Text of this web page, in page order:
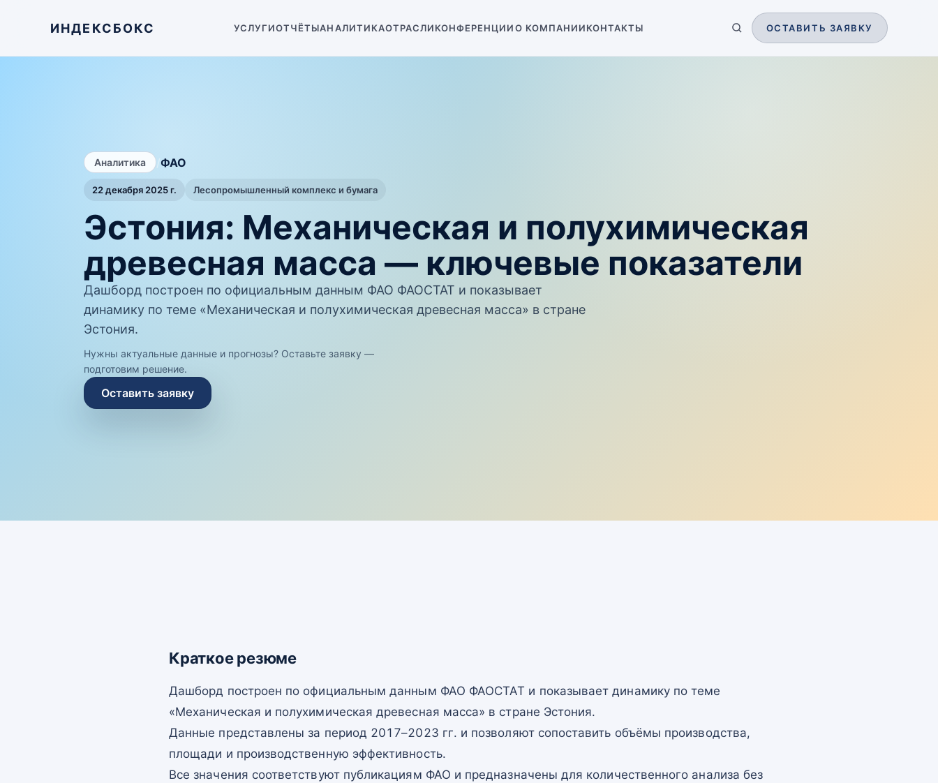
ИНДЕКСБОКС УСЛУГИОТЧЁТЫАНАЛИТИКАОТРАСЛИКОНФЕРЕНЦИИО КОМПАНИИКОНТАКТЫ ОСТАВИТЬ ЗАЯВКУ
Аналитика /ФАО
22 декабря 2025 г. Лесопромышленный комплекс и бумага
Эстония: Механическая и полухимическая
древесная масса — ключевые показатели
Дашборд построен по официальным данным ФАО ФАОСТАТ и показывает
динамику по теме «Механическая и полухимическая древесная масса» в стране
Эстония.
Нужны актуальные данные и прогнозы? Оставьте заявку —
подготовим решение.
Оставить заявку
Краткое резюме
Дашборд построен по официальным данным ФАО ФАОСТАТ и показывает динамику по теме
«Механическая и полухимическая древесная масса» в стране Эстония.
Данные представлены за период 2017–2023 гг. и позволяют сопоставить объёмы производства,
площади и производственную эффективность.
Все значения соответствуют публикациям ФАО и предназначены для количественного анализа без